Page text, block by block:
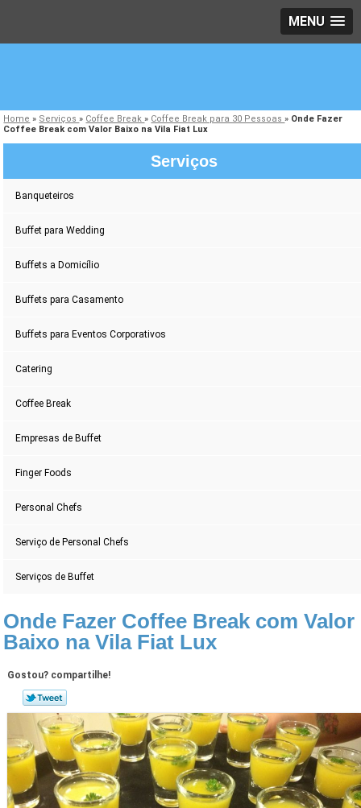
MENU
Home » Serviços» Coffee Break» Coffee Break para 30 Pessoas» Onde Fazer
Coffee Break com Valor Baixo na Vila Fiat Lux
Serviços
Banqueteiros
Buffet para Wedding
Buffets a Domicílio
Buffets para Casamento
Buffets para Eventos Corporativos
Catering
Coffee Break
Empresas de Buffet
Finger Foods
Personal Chefs
Serviço de Personal Chefs
Serviços de Buffet
Onde Fazer Coffee Break com Valor
Baixo na Vila Fiat Lux
Gostou? compartilhe!